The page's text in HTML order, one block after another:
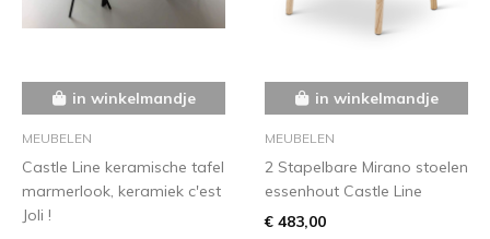
in winkelmandje
MEUBELEN
Castle Line keramische tafel
marmerlook, keramiek c'est
Joli !
in winkelmandje
MEUBELEN
2 Stapelbare Mirano stoelen
essenhout Castle Line
€ 483,00